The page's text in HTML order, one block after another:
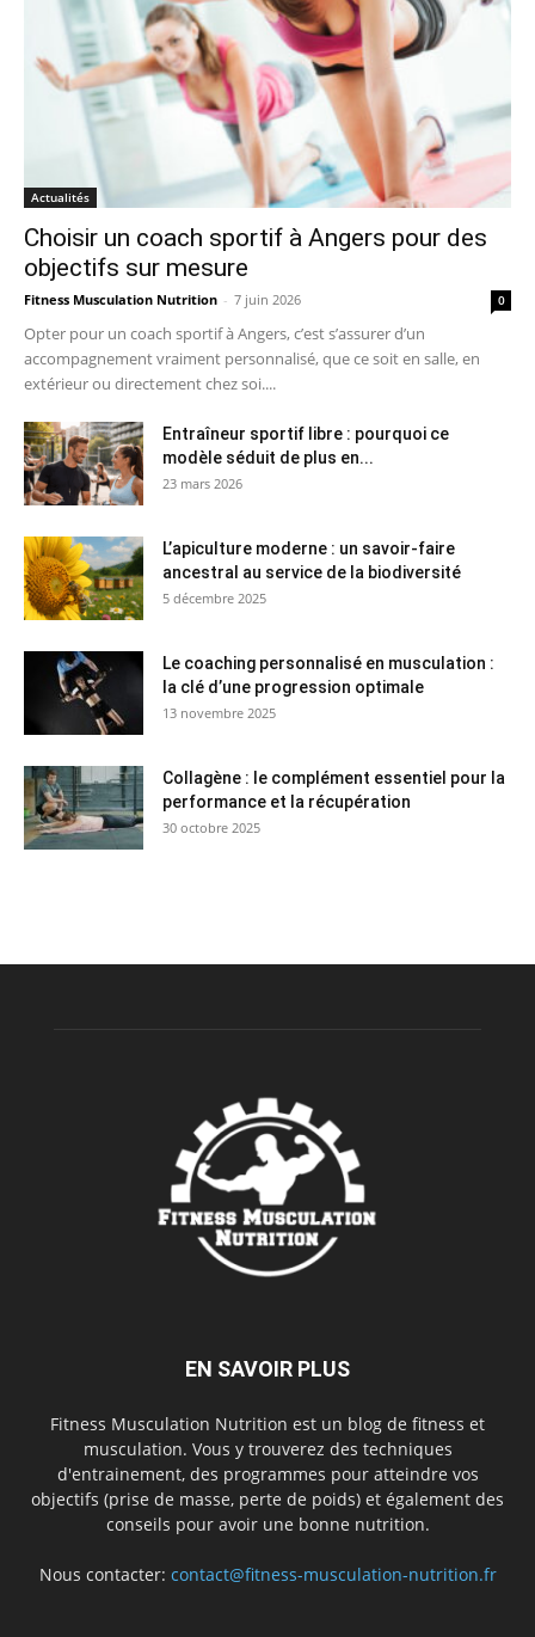
Actualités
Choisir un coach sportif à Angers pour des
objectifs sur mesure
Fitness Musculation Nutrition - 7 juin 2026 0
Opter pour un coach sportif à Angers, c’est s’assurer d’un
accompagnement vraiment personnalisé, que ce soit en salle, en
extérieur ou directement chez soi....
Entraîneur sportif libre : pourquoi ce
modèle séduit de plus en...
23 mars 2026
L’apiculture moderne : un savoir-faire
ancestral au service de la biodiversité
5 décembre 2025
Le coaching personnalisé en musculation :
la clé d’une progression optimale
13 novembre 2025
Collagène : le complément essentiel pour la
performance et la récupération
30 octobre 2025
EN SAVOIR PLUS
Fitness Musculation Nutrition est un blog de fitness et
musculation. Vous y trouverez des techniques
d'entrainement, des programmes pour atteindre vos
objectifs (prise de masse, perte de poids) et également des
conseils pour avoir une bonne nutrition.
Nous contacter: contact@fitness-musculation-nutrition.fr